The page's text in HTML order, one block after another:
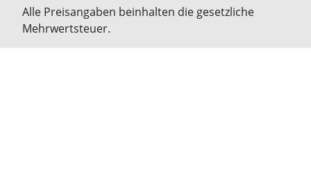
Alle Preisangaben beinhalten die gesetzliche
Mehrwertsteuer.